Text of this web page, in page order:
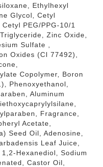
Ethylhexyl
Glycol, Cetyl
PEG/PPG-10/1
Zinc Oxide,
Sulfate ,
Oxides (CI 77492),
Copolymer, Boron
Phenoxyethanol,
Aluminum
Fragrance,
Acetate,
Seed Oil, Adenosine,
Leaf Juice,
Hexanediol, Sodium
Castor Oil,